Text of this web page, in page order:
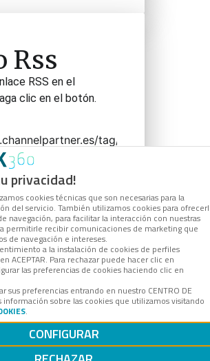
privacidad!
cookies técnicas que son necesarias para la
del servicio. También utilizamos cookies para
navegación, para facilitar la interacción con nuestras
permitirle recibir comunicaciones de marketing que
de navegación e intereses.
a la instalación de cookies de perfiles
ACEPTAR. Para rechazar puede hacer clic en
las preferencias de cookies haciendo clic en
sus preferencias entrando en nuestro CENTRO DE
información sobre las cookies que utilizamos visitando
.
CONFIGURAR
Rss
RSS en el
clic en el botón.
COPIAR ENLACE